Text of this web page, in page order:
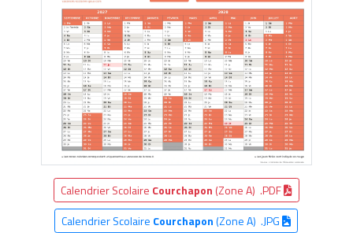
Calendrier Scolaire Courchapon (Zone A) .PDF
Calendrier Scolaire Courchapon(Zone A) .JPG